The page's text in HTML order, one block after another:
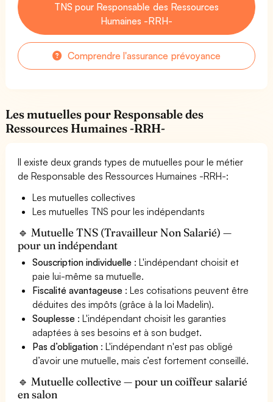
TNS pour Responsable des Ressources
Humaines -RRH-
Comprendre l'assurance prévoyance
Les mutuelles pour Responsable des
Ressources Humaines -RRH-
Il existe deux grands types de mutuelles pour le métier
de Responsable des Ressources Humaines -RRH-:
Les mutuelles collectives
Les mutuelles TNS pour les indépendants
🔹 Mutuelle TNS (Travailleur Non Salarié) —
pour un indépendant
Souscription individuelle : L'indépendant choisit et
paie lui-même sa mutuelle.
Fiscalité avantageuse : Les cotisations peuvent être
déduites des impôts (grâce à la loi Madelin).
Souplesse : L'indépendant choisit les garanties
adaptées à ses besoins et à son budget.
Pas d’obligation : L'indépendant n'est pas obligé
d’avoir une mutuelle, mais c’est fortement conseillé.
🔹 Mutuelle collective — pour un coiffeur salarié
en salon